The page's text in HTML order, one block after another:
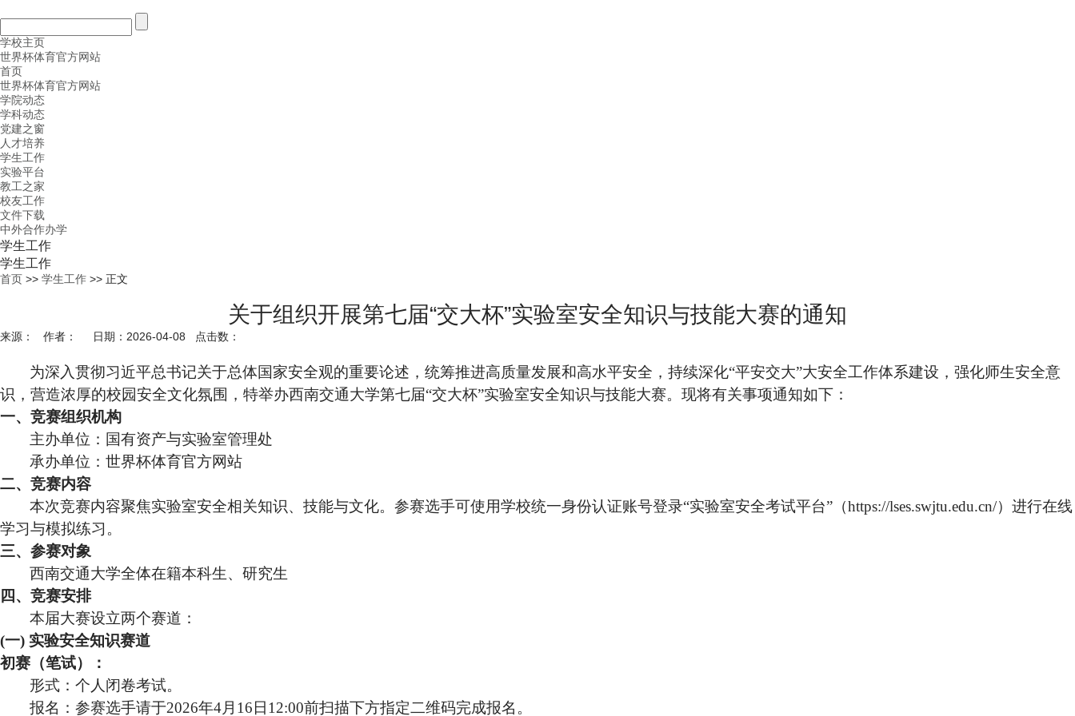
学校主页
世界杯体育官方网站
首页
世界杯体育官方网站
学院动态
学科动态
党建之窗
人才培养
学生工作
实验平台
教工之家
校友工作
文件下载
中外合作办学
学生工作
学生工作
首页 >> 学生工作 >> 正文
关于组织开展第七届“交大杯”实验室安全知识与技能大赛的通知
来源： 作者： 日期：2026-04-08 点击数：
为深入贯彻习近平总书记关于总体国家安全观的重要论述，统筹推进高质量发展和高水平安全，持续深化“平安交大”大安全工作体系建设，强化师生安全意
识，营造浓厚的校园安全文化氛围，特举办西南交通大学第七届“交大杯”实验室安全知识与技能大赛。现将有关事项通知如下：
一、竞赛组织机构
主办单位：国有资产与实验室管理处
承办单位：世界杯体育官方网站
二、竞赛内容
本次竞赛内容聚焦实验室安全相关知识、技能与文化。参赛选手可使用学校统一身份认证账号登录“实验室安全考试平台”（https://lses.swjtu.edu.cn/）进行在线
学习与模拟练习。
三、参赛对象
西南交通大学全体在籍本科生、研究生
四、竞赛安排
本届大赛设立两个赛道：
(一) 实验安全知识赛道
初赛（笔试）：
形式：个人闭卷考试。
报名：参赛选手请于2026年4月 16 日 12:00前扫描下方指定二维码完成报名。